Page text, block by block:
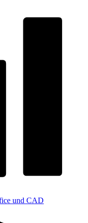
und CAD